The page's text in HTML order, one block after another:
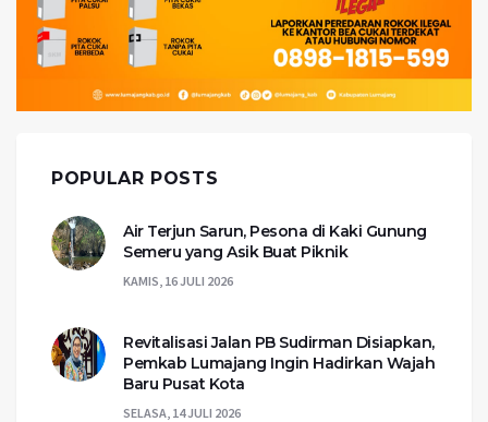
POPULAR POSTS
Air Terjun Sarun, Pesona di Kaki Gunung
Semeru yang Asik Buat Piknik
KAMIS, 16 JULI 2026
Revitalisasi Jalan PB Sudirman Disiapkan,
Pemkab Lumajang Ingin Hadirkan Wajah
Baru Pusat Kota
SELASA, 14 JULI 2026